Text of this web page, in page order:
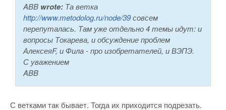
ABB wrote: Та ветка
http://www.metodolog.ru/node/39совсем
перепуталась. Там уже отдельно 4 темы идут: и
вопросы Токарева, и обсуждение проблем
АлексеяF, и Фила - про изобретателей, и ВЭПЭ.
С уважением
ABB
С ветками так бывает. Тогда их приходится подрезать.